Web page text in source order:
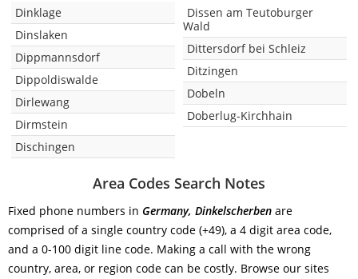
Dinklage
Dinslaken
Dippmannsdorf
Dippoldiswalde
Dirlewang
Dirmstein
Dischingen
Dissen am Teutoburger
Wald
Dittersdorf bei Schleiz
Ditzingen
Dobeln
Doberlug-Kirchhain
Area Codes Search Notes
Fixed phone numbers in Germany, Dinkelscherben are
comprised of a single country code (+49), a 4 digit area code,
and a 0-100 digit line code. Making a call with the wrong
country, area, or region code can be costly. Browse our sites